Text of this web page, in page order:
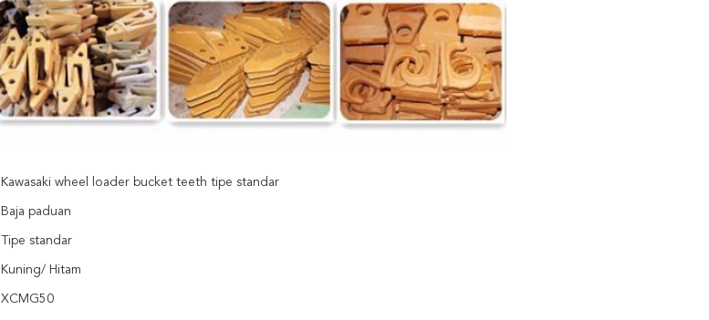
Kawasaki wheel loader bucket teeth tipe standar
Baja paduan
Tipe standar
Kuning/ Hitam
XCMG50